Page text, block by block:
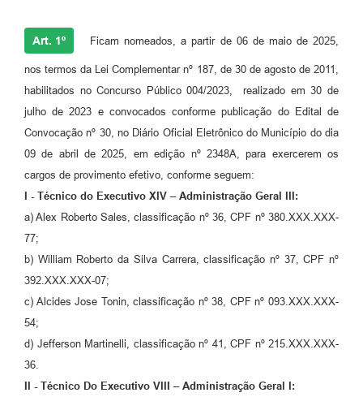
Agenda
Contato
Art. 1º Ficam nomeados, a partir de 06 de maio de 2025,
nos termos da Lei Complementar nº 187, de 30 de agosto de 2011,
habilitados no Concurso Público 004/2023, realizado em 30 de
julho de 2023 e convocados conforme publicação do Edital de
Convocação nº 30, no Diário Oficial Eletrônico do Município do dia
09 de abril de 2025, em edição nº 2348A, para exercerem os
cargos de provimento efetivo, conforme seguem:
I - Técnico do Executivo XIV – Administração Geral III:
a) Alex Roberto Sales, classificação nº 36, CPF nº 380.XXX.XXX-
77;
b) William Roberto da Silva Carrera, classificação nº 37, CPF nº
392.XXX.XXX-07;
c) Alcides Jose Tonin, classificação nº 38, CPF nº 093.XXX.XXX-
54;
d) Jefferson Martinelli, classificação nº 41, CPF nº 215.XXX.XXX-
36.
II - Técnico Do Executivo VIII – Administração Geral I: